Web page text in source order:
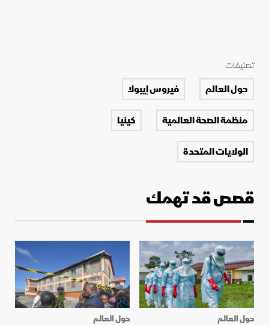
تصنيفات
حول العالم
فيروس إيبولا
منظمة الصحة العالمية
كينيا
الولايات المتحدة
قصص قد تهمك
حول العالم
حول العالم